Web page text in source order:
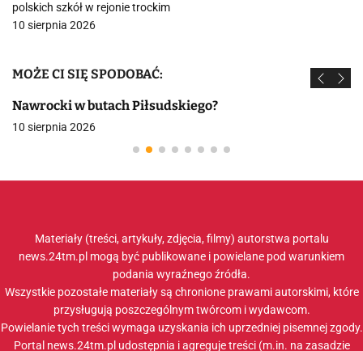
polskich szkół w rejonie trockim
10 sierpnia 2026
MOŻE CI SIĘ SPODOBAĆ:
Nawrocki w butach Piłsudskiego?
10 sierpnia 2026
Materiały (treści, artykuły, zdjęcia, filmy) autorstwa portalu
news.24tm.pl mogą być publikowane i powielane pod warunkiem
podania wyraźnego źródła.
Wszystkie pozostałe materiały są chronione prawami autorskimi, które
przysługują poszczególnym twórcom i wydawcom.
Powielanie tych treści wymaga uzyskania ich uprzedniej pisemnej zgody.
Portal news.24tm.pl udostępnia i agreguje treści (m.in. na zasadzie